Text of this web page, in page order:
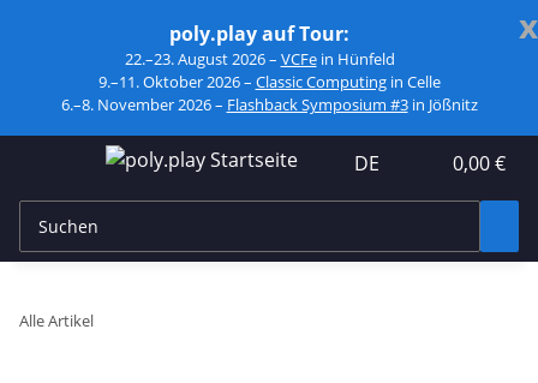
x
poly.play auf Tour:
22.–23. August 2026 – VCFein Hünfeld
9.–11. Oktober 2026 – Classic Computingin Celle
6.–8. November 2026 – Flashback Symposium #3in Jößnitz
DE 0,00 €
Alle Artikel